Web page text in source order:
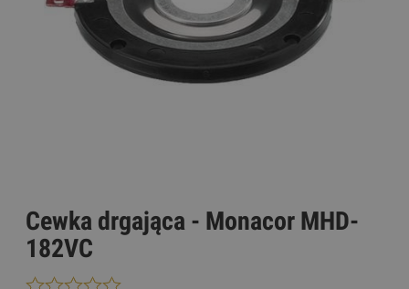
Cewka drgająca - Monacor MHD-
182VC